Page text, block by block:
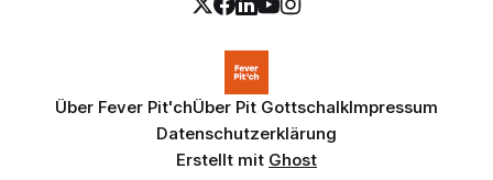
Über Fever Pit'chÜber Pit GottschalkImpressum
Datenschutzerklärung
Erstellt mit Ghost